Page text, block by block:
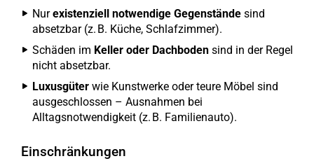
Nurexistenziell notwendige Gegenstände sind
absetzbar (z. B. Küche, Schlafzimmer).
Schäden im Keller oder Dachboden sind in der Regel
nicht absetzbar.
Luxusgüter wie Kunstwerke oder teure Möbel sind
ausgeschlossen – Ausnahmen bei
Alltagsnotwendigkeit (z. B. Familienauto).
Einschränkungen